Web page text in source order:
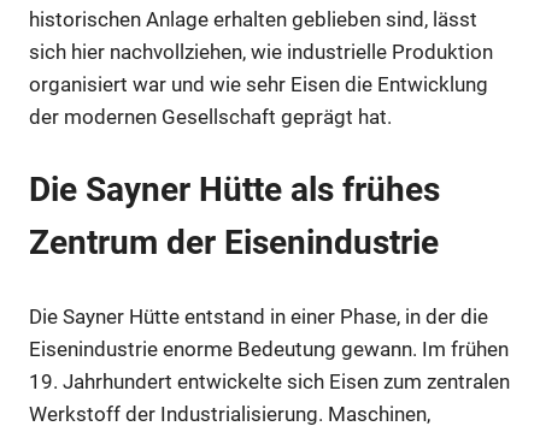
historischen Anlage erhalten geblieben sind, lässt
sich hier nachvollziehen, wie industrielle Produktion
organisiert war und wie sehr Eisen die Entwicklung
der modernen Gesellschaft geprägt hat.
Die Sayner Hütte als frühes
Zentrum der Eisenindustrie
Die Sayner Hütte entstand in einer Phase, in der die
Eisenindustrie enorme Bedeutung gewann. Im frühen
19. Jahrhundert entwickelte sich Eisen zum zentralen
Werkstoff der Industrialisierung. Maschinen,